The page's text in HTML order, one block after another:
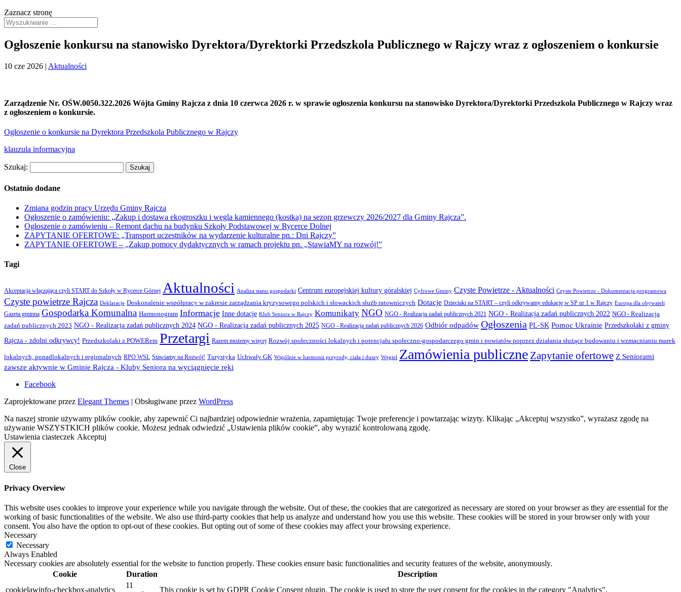
Zaznacz stronę
Ogłoszenie konkursu na stanowisko Dyrektora/Dyrektorki Przedszkola Publicznego w Rajczy wraz z ogłoszeniem o konkursie
10 cze 2026 | Aktualności
Zarządzenie Nr. OŚW.0050.322.2026 Wójta Gminy Rajcza z dnia 10 czerwca 2026 r. w sprawie ogłoszenia konkursu na stanowisko Dyrektora/Dyrektorki Przedszkola Publicznego w Rajczy wraz
z ogłoszeniem o konkursie.
Ogłoszenie o konkursie na Dyrektora Przedszkola Publicznego w Rajczy
klauzula informacyjna
Szukaj:
Ostatnio dodane
Zmiana godzin pracy Urzędu Gminy Rajcza
Ogłoszenie o zamówieniu: „Zakup i dostawa ekogroszku i węgla kamiennego (kostka) na sezon grzewczy 2026/2027 dla Gminy Rajcza”.
Ogłoszenie o zamówieniu – Remont dachu na budynku Szkoły Podstawowej w Rycerce Dolnej
ZAPYTANIE OFERTOWE: „Transport uczestników na wydarzenie kulturalne pn.: Dni Rajczy”
ZAPYTANIE OFERTOWE – „Zakup pomocy dydaktycznych w ramach projektu pn. „StawiaMY na rozwój!”
Tagi
Akceptacja włączająca czyli START do Szkoły w Rycerce Górnej Aktualności Analiza stanu gospodarki Centrum europejskiej kultury góralskiej Cyfrowe Gminy Czyste Powietrze - Aktualności Czyste Powietrze - Dokumentacja programowa
Czyste powietrze Rajcza Deklaracje Doskonalenie współpracy w zakresie zarządzania kryzysowego polskich i słowackich służb ratowniczych Dotacje Dzieciaki na START – czyli odkrywamy edukację w SP nr 1 w Rajczy Europa dla obywateli
Gazeta gminna Gospodarka Komunalna Harmonogram Informacje Inne dotacje Klub Seniora w Rajczy Komunikaty NGO NGO - Realizacja zadań publicznych 2021 NGO - Realizacja zadań publicznych 2022 NGO - Realizacja
zadań publicznych 2023 NGO - Realizacja zadań publicznych 2024 NGO - Realizacja zadań publicznych 2025 NGO - Realizacja zadań publicznych 2026 Odbiór odpadów Ogłoszenia PL-SK Pomoc Ukrainie Przedszkolaki z gminy
Rajcza - zdolni odkrywcy! Przedszkolaki z POWERem Przetargi Razem możemy więcej Rozwój społeczności lokalnych i potencjału społeczno-gospodarczego gmin i powiatów poprzez działania służące budowaniu i wzmacnianiu marek
lokalnych, ponadlokalnych i regionalnych RPO WSL Stawiamy na Rozwój! Turystyka Uchwały GK Wspólnie w harmonii przyrody, ciała i duszy Węgiel Zamówienia publiczne Zapytanie ofertowe Z Seniorami
zawsze aktywnie w Gminie Rajcza - Kluby Seniora na wyciągnięcie ręki
Facebook
Zaprojektowane przez Elegant Themes | Obsługiwane przez WordPress
Na naszej stronie używamy plików cookie, aby zapewnić Ci najbardziej odpowiednie wrażenia, zapamiętując Twoje preferencje i powtarzając wizyty. Klikając „Akceptuj wszystko”, wyrażasz zgodę na
używanie WSZYSTKICH plików cookie. Możesz jednak odwiedzić „Ustawienia plików cookie”, aby wyrazić kontrolowaną zgodę.
Ustawienia ciasteczek Akceptuj
Close
Privacy Overview
This website uses cookies to improve your experience while you navigate through the website. Out of these, the cookies that are categorized as necessary are stored on your browser as they are essential for the
working of basic functionalities of the website. We also use third-party cookies that help us analyze and understand how you use this website. These cookies will be stored in your browser only with your
consent. You also have the option to opt-out of these cookies. But opting out of some of these cookies may affect your browsing experience.
Necessary
Necessary
Always Enabled
Necessary cookies are absolutely essential for the website to function properly. These cookies ensure basic functionalities and security features of the website, anonymously.
Cookie
Duration
Description
cookielawinfo-checkbox-analytics
11
This cookie is set by GDPR Cookie Consent plugin. The cookie is used to store the user consent for the cookies in the category "Analytics".